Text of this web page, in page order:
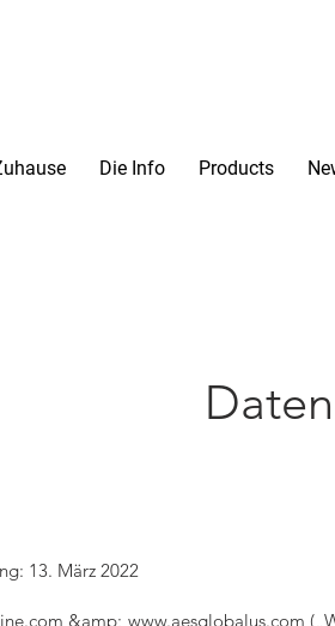
Die Info Products
13. März 2022
&amp; www.aesglobalus.com